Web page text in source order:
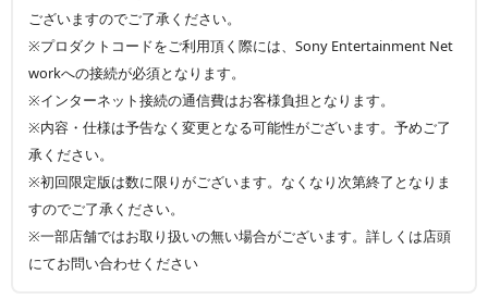
ございますのでご了承ください。
※プロダクトコードをご利用頂く際には、Sony Entertainment Net
workへの接続が必須となります。
※インターネット接続の通信費はお客様負担となります。
※内容・仕様は予告なく変更となる可能性がございます。予めご了
承ください。
※初回限定版は数に限りがございます。なくなり次第終了となりま
すのでご了承ください。
※一部店舗ではお取り扱いの無い場合がございます。詳しくは店頭
にてお問い合わせください